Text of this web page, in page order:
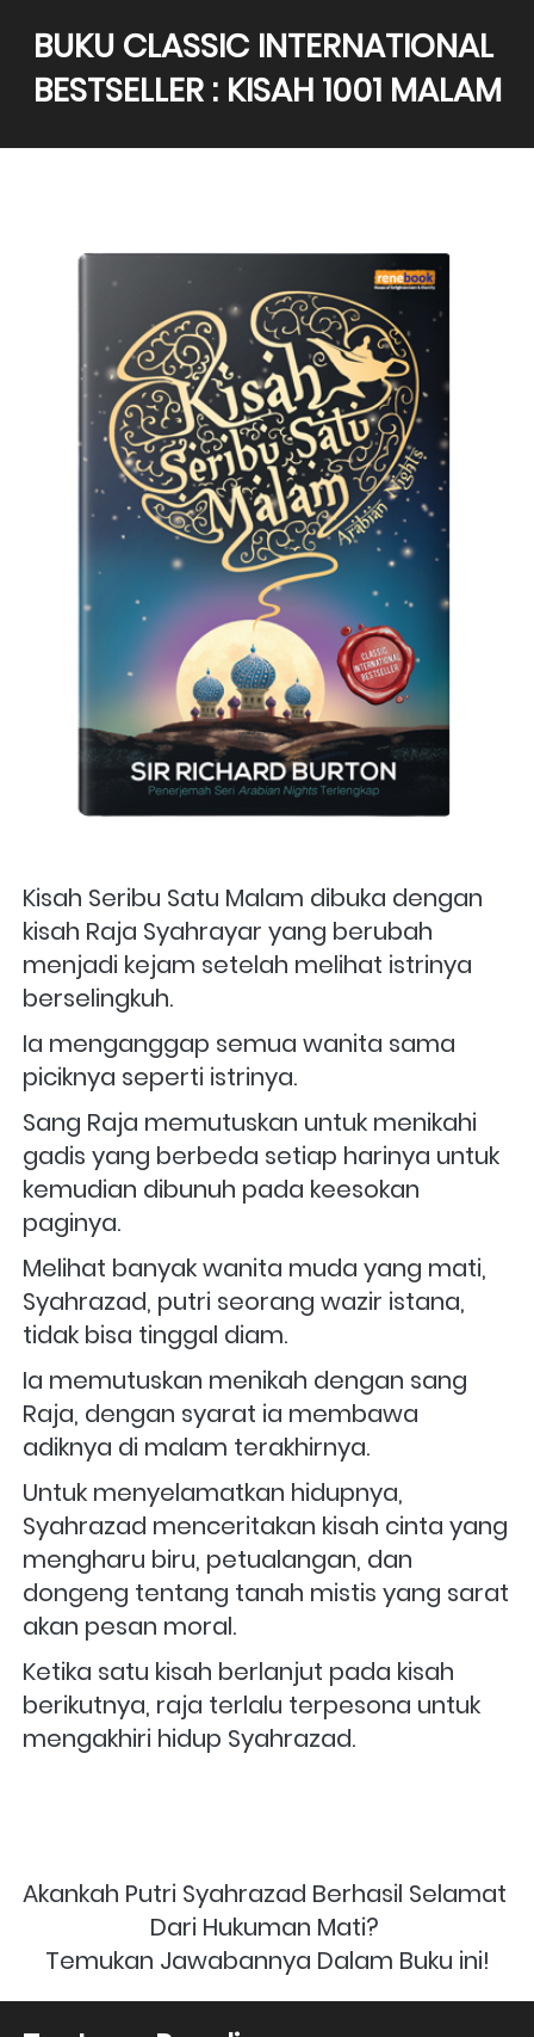
BUKU CLASSIC INTERNATIONAL
BESTSELLER : KISAH 1001 MALAM
Kisah Seribu Satu Malam dibuka dengan
kisah Raja Syahrayar yang berubah
menjadi kejam setelah melihat istrinya
berselingkuh.
Ia menganggap semua wanita sama
piciknya seperti istrinya.
Sang Raja memutuskan untuk menikahi
gadis yang berbeda setiap harinya untuk
kemudian dibunuh pada keesokan
paginya.
Melihat banyak wanita muda yang mati,
Syahrazad, putri seorang wazir istana,
tidak bisa tinggal diam.
Ia memutuskan menikah dengan sang
Raja, dengan syarat ia membawa
adiknya di malam terakhirnya.
Untuk menyelamatkan hidupnya,
Syahrazad menceritakan kisah cinta yang
mengharu biru, petualangan, dan
dongeng tentang tanah mistis yang sarat
akan pesan moral.
Ketika satu kisah berlanjut pada kisah
berikutnya, raja terlalu terpesona untuk
mengakhiri hidup Syahrazad.
Akankah Putri Syahrazad Berhasil Selamat
Dari Hukuman Mati?
Temukan Jawabannya Dalam Buku ini!